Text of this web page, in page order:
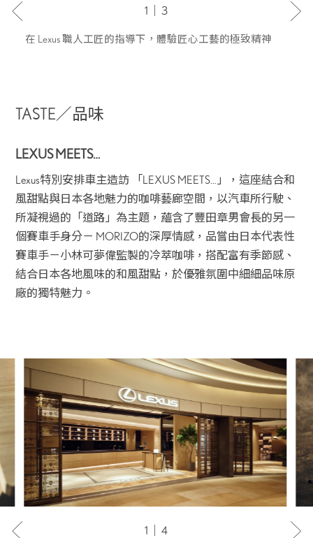
在 Lexus 職人工匠的指導下，體驗匠心工藝的極致精神
1｜3
TASTE／品味
LEXUS MEETS…
Lexus特別安排車主造訪 「LEXUS MEETS…」，這座結合和
風甜點與日本各地魅力的咖啡藝廊空間，以汽車所行駛、
所凝視過的「道路」為主題，蘊含了豐田章男會長的另一
個賽車手身分－ MORIZO的深厚情感，品嘗由日本代表性
賽車手－小林可夢偉監製的冷萃咖啡，搭配富有季節感、
結合日本各地風味的和風甜點，於優雅氛圍中細細品味原
廠的獨特魅力。
1｜4